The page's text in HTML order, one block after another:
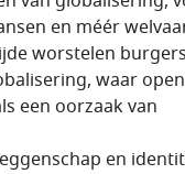
en méér
worstelen
waar
een oorzaak van
en